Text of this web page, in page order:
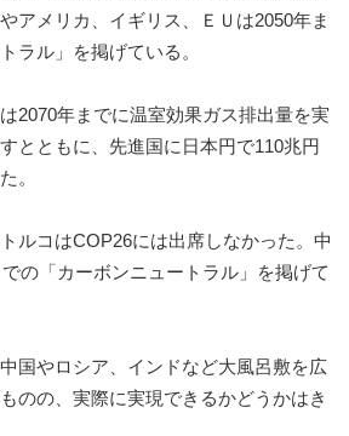
アメリカ、イギリス、ＥＵは2050年ま
ラル」を掲げている。
2070年までに温室効果ガス排出量を実
とともに、先進国に日本円で110兆円
。
ルコはCOP26には出席しなかった。中
の「カーボンニュートラル」を掲げて
国やロシア、インドなど大風呂敷を広
のの、実際に実現できるかどうかはき